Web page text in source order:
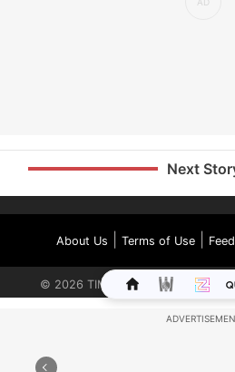
Next
About Us Terms of Use|
© 2026 TIMES INTERNET